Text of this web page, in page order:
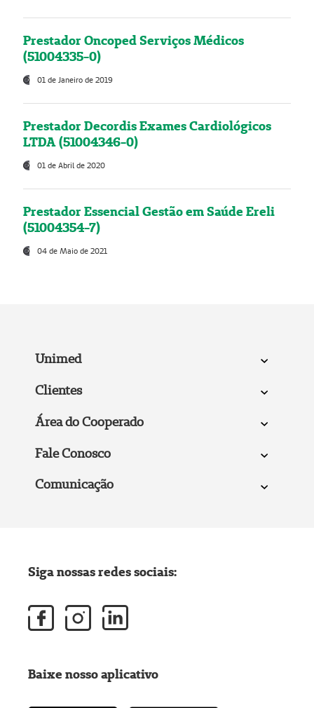
Prestador Oncoped Serviços Médicos
(51004335-0)
01 de Janeiro de 2019
Prestador Decordis Exames Cardiológicos
LTDA (51004346-0)
01 de Abril de 2020
Prestador Essencial Gestão em Saúde Ereli
(51004354-7)
04 de Maio de 2021
Unimed
Clientes
Área do Cooperado
Fale Conosco
Comunicação
Siga nossas redes sociais:
Baixe nosso aplicativo